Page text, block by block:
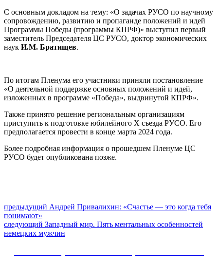
С основным докладом на тему: «О задачах РУСО по научному
сопровождению, развитию и пропаганде положений и идей
Программы Победы (программы КПРФ)» выступил первый
заместитель Председателя ЦС РУСО, доктор экономических
наук И.М. Братищев.
По итогам Пленума его участники приняли постановление
«О деятельной поддержке основных положений и идей,
изложенных в программе «Победа», выдвинутой КПРФ».
Также принято решение региональным организациям
приступить к подготовке юбилейного X съезда РУСО. Его
предполагается провести в конце марта 2024 года.
Более подробная информация о прошедшем Пленуме ЦС
РУСО будет опубликована позже.
Навигация
по
записям
предыдущий Предыдущий
Андрей Привалихин: «Счастье — это когда тебя
понимают»
следующий Следующее
сообщение:
Западный мир. Пять ментальных особенностей
немецких мужчин